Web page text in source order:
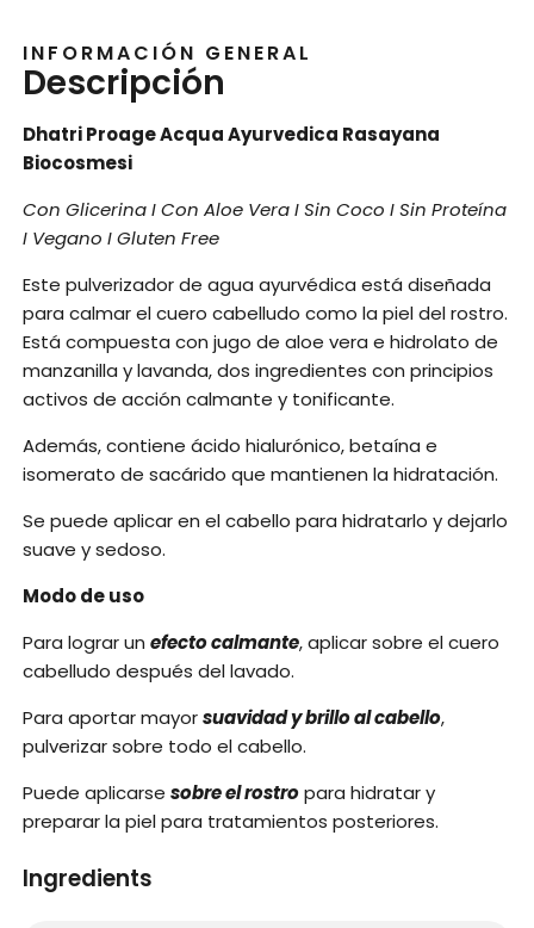
INFORMACIÓN GENERAL
Descripción
Dhatri Proage Acqua Ayurvedica Rasayana
Biocosmesi
Con Glicerina I Con Aloe Vera I Sin Coco I Sin Proteína
I Vegano I Gluten Free
Este pulverizador de agua ayurvédica está diseñada
para calmar el cuero cabelludo como la piel del rostro.
Está compuesta con jugo de aloe vera e hidrolato de
manzanilla y lavanda, dos ingredientes con principios
activos de acción calmante y tonificante.
Además, contiene ácido hialurónico, betaína e
isomerato de sacárido que mantienen la hidratación.
Se puede aplicar en el cabello para hidratarlo y dejarlo
suave y sedoso.
Modo de uso
Para lograr unefecto calmante, aplicar sobre el cuero
cabelludo después del lavado.
Para aportar mayorsuavidad y brillo al cabello,
pulverizar sobre todo el cabello.
Puede aplicarsesobre el rostropara hidratar y
preparar la piel para tratamientos posteriores.
Ingredients